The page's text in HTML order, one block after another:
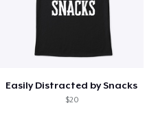
Easily Distracted by Snacks
$20